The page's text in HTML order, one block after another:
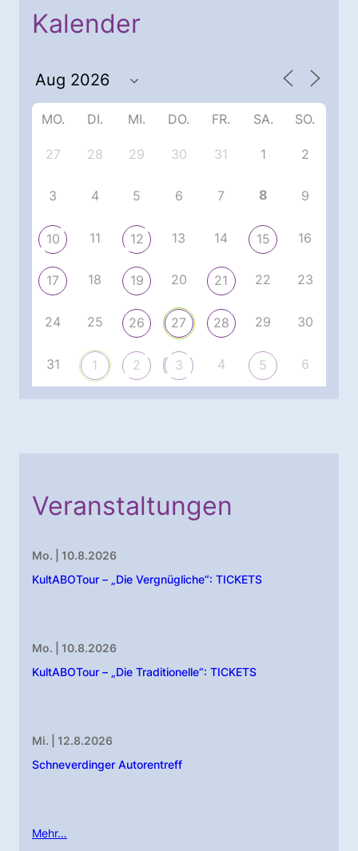
Kalender
MO. DI. MI. DO. FR. SA. SO.
27 28 29 30 31 1 2
3 4 5 6 7 8 9
10 11 12 13 14 15 16
17 18 19 20 21 22 23
24 25 26 27 28 29 30
31 1 2 3 4 5 6
Veranstaltungen
Mo. | 10.8.2026
KultABOTour – „Die Vergnügliche“: TICKETS
Mo. | 10.8.2026
KultABOTour – „Die Traditionelle“: TICKETS
Mi. | 12.8.2026
Schneverdinger Autorentreff
Mehr…